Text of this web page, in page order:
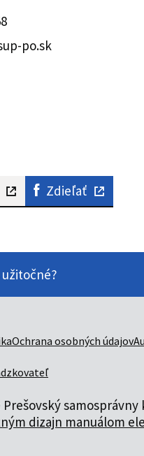
po.sk
Zdieľať
Ochrana osobných údajov
samosprávny
dizajn manuálom